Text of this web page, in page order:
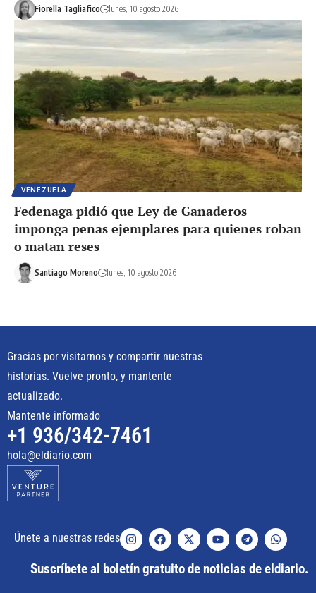
Fiorella Tagliafico lunes, 10 agosto 2026
VENEZUELA
Fedenaga pidió que Ley de Ganaderos
imponga penas ejemplares para quienes roban
o matan reses
Santiago Moreno lunes, 10 agosto 2026
Gracias por visitarnos y compartir nuestras
historias. Vuelve pronto, y mantente
actualizado.
Mantente informado
+1 936/342-7461
hola@eldiario.com
Únete a nuestras redes
Suscríbete al boletín gratuito de noticias de eldiario.